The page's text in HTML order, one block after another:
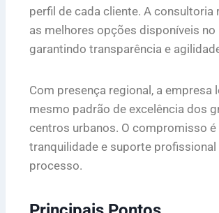
perfil de cada cliente. A consultoria
as melhores opções disponíveis no
garantindo transparência e
Com presença regional, a empresa
mesmo padrão de excelência dos
centros urbanos. O compromisso
tranquilidade e suporte
processo.